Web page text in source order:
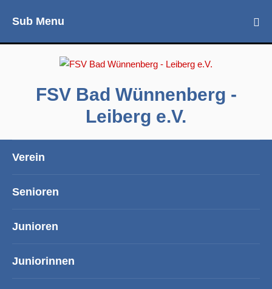
Sub Menu
FSV Bad Wünnenberg -
Leiberg e.V.
Verein
Senioren
Junioren
Juniorinnen